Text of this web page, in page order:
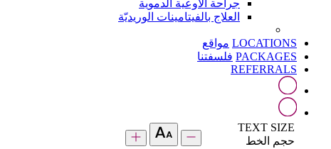
جراحة الأوعية الدموية
العلاج بالفيتامينات الوريديّة
LOCATIONS مواقع
PACKAGES فلسفتنا
REFERRALS
TEXT SIZE
حجم الخط